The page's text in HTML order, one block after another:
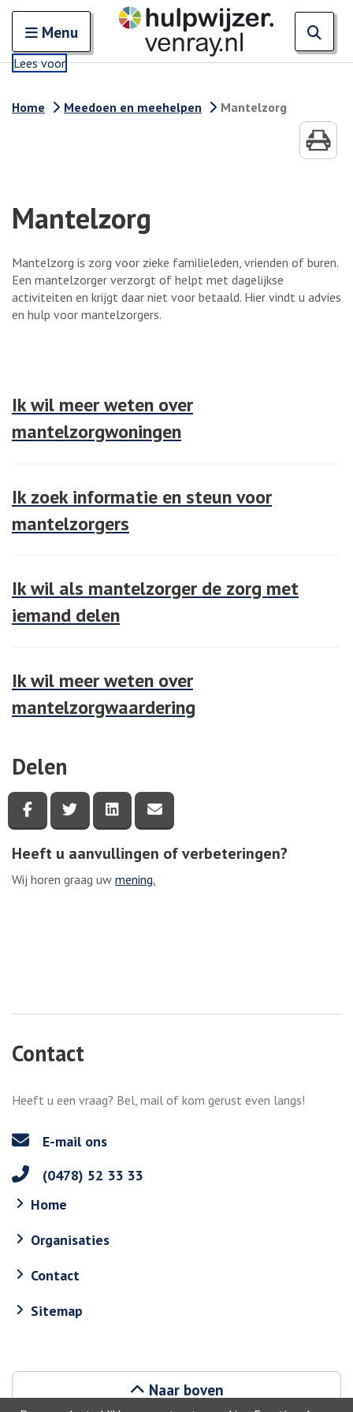
Open en sluit het
Menu
. Externe link
Lees voor
Home Meedoen en meehelpen Mantelzorg
Mantelzorg
Mantelzorg is zorg voor zieke familieleden, vrienden of buren.
Een mantelzorger verzorgt of helpt met dagelijkse
activiteiten en krijgt daar niet voor betaald. Hier vindt u advies
en hulp voor mantelzorgers.
Ik wil meer weten over
mantelzorgwoningen
Ik zoek informatie en steun voor
mantelzorgers
Ik wil als mantelzorger de zorg met
iemand delen
Ik wil meer weten over
mantelzorgwaardering
Delen
Deel deze pagina via Facebook
Deel deze pagina via Twitter
Deel deze pagina via LinkedIn
Heeft u aanvullingen of verbeteringen?
Wij horen graag uw mening.
Contact
Heeft u een vraag? Bel, mail of kom gerust even langs!
E-mail ons
(0478) 52 33 33
Home
Organisaties
Contact
Sitemap
Naar boven